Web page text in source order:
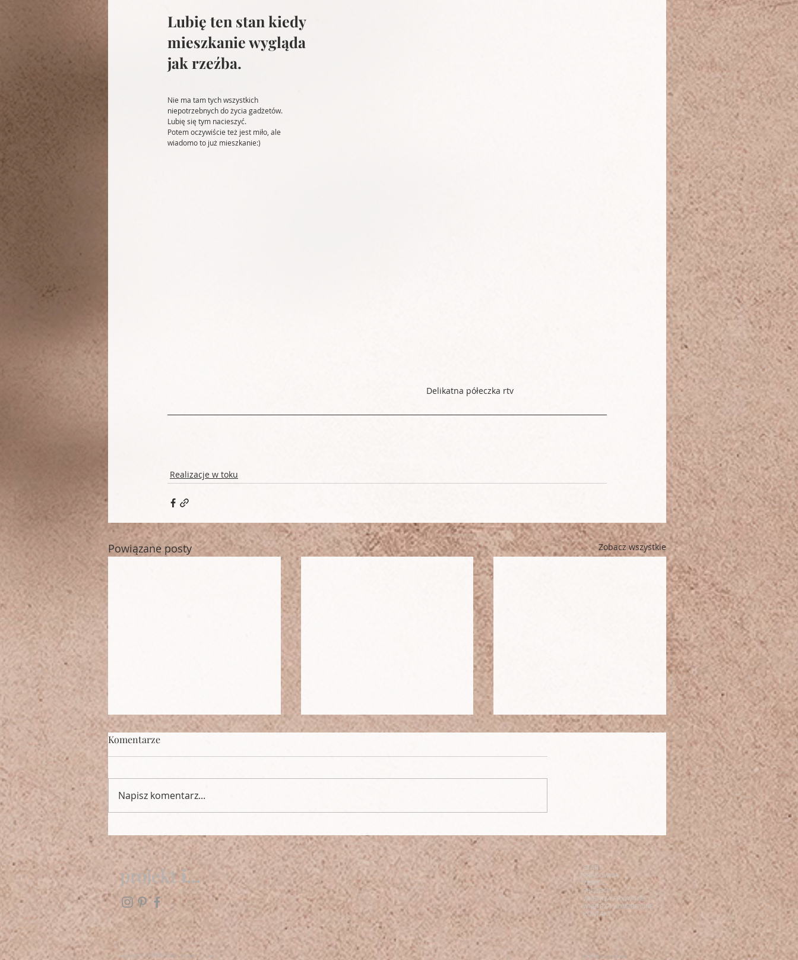
Delikatna półeczka rtv
Lubię ten stan kiedy
mieszkanie wygląda
jak rzeźba.
Nie ma tam tych wszystkich
niepotrzebnych do życia gadżetów.
Lubię się tym nacieszyć.
Potem oczywiście też jest miło, ale
wiadomo to już mieszkanie:)
Realizacje w toku
Powiązane posty Zobacz wszystkie
Kiedy okno jest za małe.
Bardzo, bardzo kobiece
wnętrze - w toku
Komentarze
Napisz komentarz...
projekti...
copyright © 2003-2026 projekt i... sp. z
START
PRACOWNIA
ZESPÓŁ
PROJEKTY
WNĘTRZA PRYWATNE
WNĘTRZA KOMERCYJNE
KONTAKT
polityka cookies